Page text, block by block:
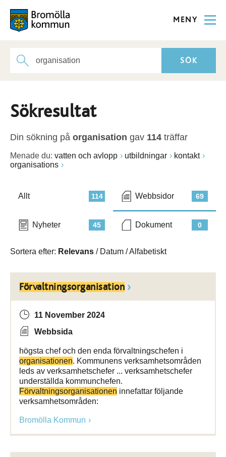
MENY
Sökresultat
Din sökning på organisation gav 114 träffar
Menade du: vatten och avlopp utbildningar
kontakt
organisations
114
Allt 69
Webbsidor
45
Nyheter 0
Dokument
Sortera efter: Relevans / Datum /Alfabetiskt
Förvaltningsorganisation
11 November 2024
Webbsida
högsta chef och den enda förvaltningschefen i
organisationen. Kommunens verksamhetsområden
leds av verksamhetschefer ... verksamhetschefer
underställda kommunchefen.
Förvaltningsorganisationen innefattar följande
verksamhetsområden:
Bromölla Kommun